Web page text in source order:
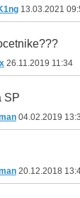
13.03.2021
26.11.2019 11:34
SP
04.02.2019
20.12.2018